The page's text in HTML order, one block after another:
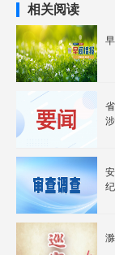
相关阅读